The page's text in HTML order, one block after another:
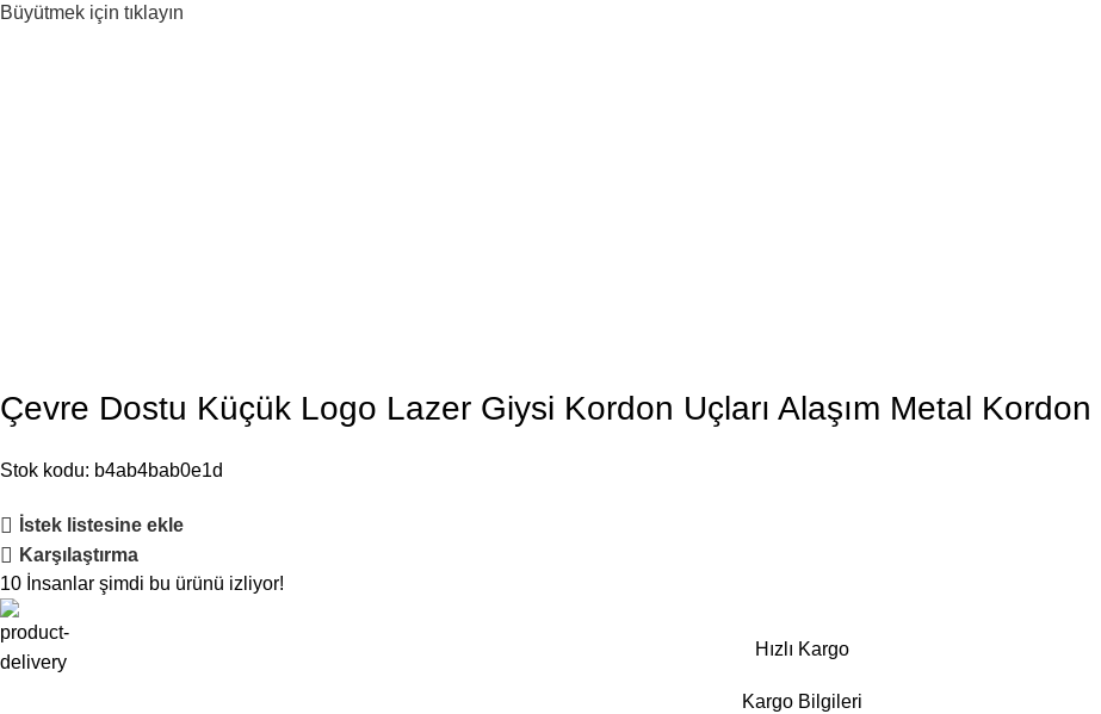
Büyütmek için tıklayın
Çevre Dostu Küçük Logo Lazer Giysi Kordon Uçları Alaşım Metal Kordon
Stok kodu: b4ab4bab0e1d
İstek listesine ekle
Karşılaştırma
10 İnsanlar şimdi bu ürünü izliyor!
Hızlı Kargo
Kargo Bilgileri